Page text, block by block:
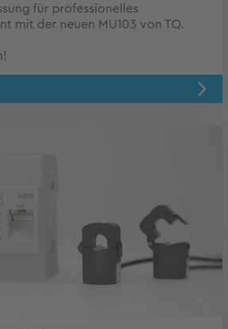
für professionelles
mit der neuen MU103 von TQ.